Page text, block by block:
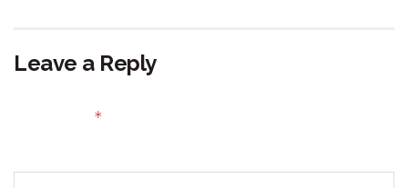
Leave a Reply
*